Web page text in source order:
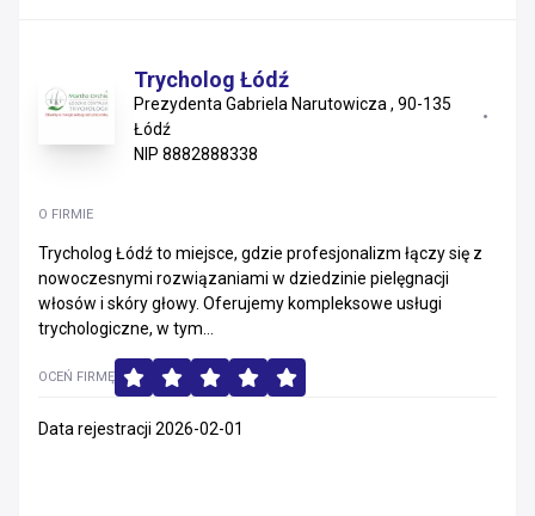
Trycholog Łódź
Prezydenta Gabriela Narutowicza , 90-135
Łódź
NIP 8882888338
O FIRMIE
Trycholog Łódź to miejsce, gdzie profesjonalizm łączy się z
nowoczesnymi rozwiązaniami w dziedzinie pielęgnacji
włosów i skóry głowy. Oferujemy kompleksowe usługi
trychologiczne, w tym...
OCEŃ FIRMĘ
Data rejestracji 2026-02-01